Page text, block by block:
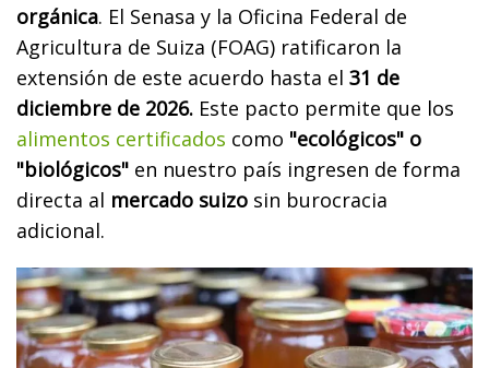
orgánica. El Senasa y la Oficina Federal de
Agricultura de Suiza (FOAG) ratificaron la
extensión de este acuerdo hasta el 31 de
diciembre de 2026. Este pacto permite que los
alimentos certificados como "ecológicos" o
"biológicos" en nuestro país ingresen de forma
directa al mercado suizo sin burocracia
adicional.